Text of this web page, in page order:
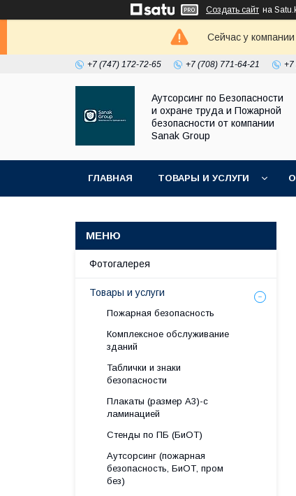
Создать сайт на
Сейчас у
+7 (747) 172-72-65 +7 (708) 771-64-21 +7
Аутсорсинг по Безопасности
и охране труда и Пожарной
безопасности от компании
Sanak Group
ГЛАВНАЯ ТОВАРЫ И УСЛУГИ
Фотогалерея
Товары и услуги
Пожарная безопасность
Комплексное обслуживание
зданий
Таблички и знаки
безопасности
Плакаты (размер А3)-с
ламинацией
Стенды по ПБ (БиОТ)
Аутсорсинг (пожарная
безопасность, БиОТ, пром
без)